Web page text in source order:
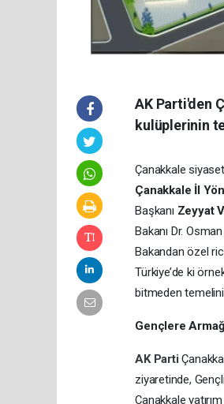
AK Parti'den
kulüplerinin
Çanakkale
Çanakkale İl
Başkanı Zeyyat
Bakanı Dr.
Bakandan özel
Türkiye’de ki
bitmeden
Gençlere
AK Parti
ziyaretinde,
Çanakkale